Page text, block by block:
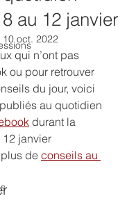
au 12 janvier
10 oct. 2022
qui n’ont pas
ou pour retrouver
du jour, voici
au quotidien
durant la
janvier
plus de conseils au